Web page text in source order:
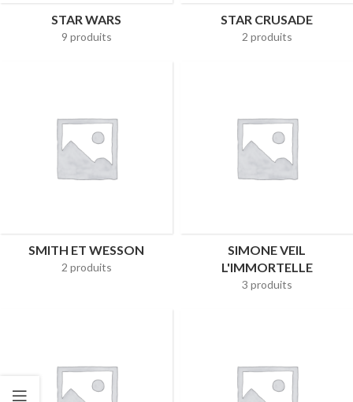
STAR WARS
9 produits
STAR CRUSADE
2 produits
SMITH ET WESSON
2 produits
SIMONE VEIL
L'IMMORTELLE
3 produits